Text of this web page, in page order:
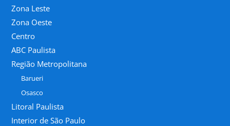
Zona Leste
Zona Oeste
Centro
ABC Paulista
Região Metropolitana
Barueri
Osasco
Litoral Paulista
Interior de São Paulo